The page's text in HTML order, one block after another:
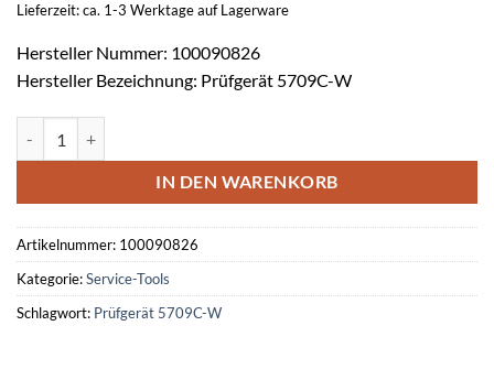
Lieferzeit: ca. 1-3 Werktage auf Lagerware
Hersteller Nummer: 100090826
Hersteller Bezeichnung: Prüfgerät 5709C-W
IN DEN WARENKORB
Artikelnummer: 100090826
Kategorie:Service-Tools
Schlagwort: Prüfgerät 5709C-W